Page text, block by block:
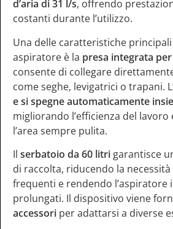
d’aria di 31 l/s, offrendo
costanti durante l’utilizzo.
Una delle caratteristiche
aspiratore è la presa integrata
consente di collegare
come seghe, levigatrici o trapani.
e si spegne automaticamente
migliorando l’efficienza del
l’area sempre pulita.
Il serbatoio da 60 litri garantisce
di raccolta, riducendo la
frequenti e rendendo l’aspiratore
prolungati. Il dispositivo viene
accessori per adattarsi a diverse